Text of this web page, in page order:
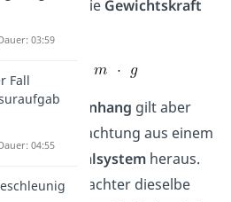
Körper die Gewichtskraft
Zusammenhang gilt aber
für die Beobachtung aus einem
Inertialsystemheraus.
der Beobachter dieselbe
03:59
Fall
04:55